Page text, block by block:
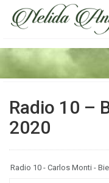
Radio 10 –
2020
Radio 10 - Carlos Monti -